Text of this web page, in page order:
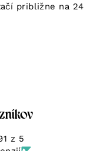
približne na 24
z 5